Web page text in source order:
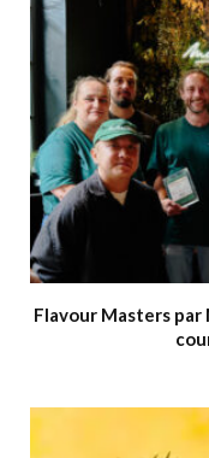
Flavour Masters